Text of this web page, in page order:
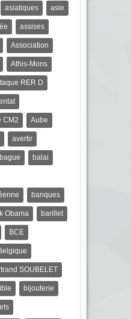
asiatiques asie
assises
Association
Athis-Mons
RER D
CM2 Aube
avertir
bague balai
banques
Obama barillet
BCE
SOUBELET
bijouterie